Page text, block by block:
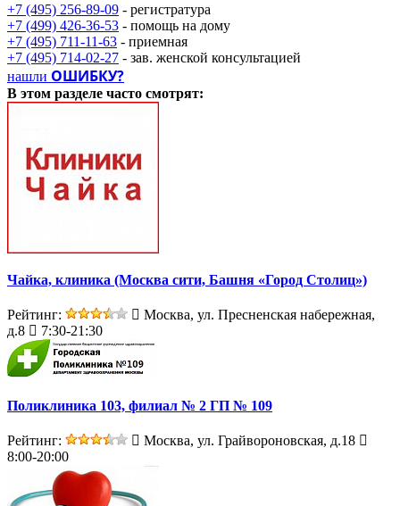
+7 (495) 256-89-09 - регистратура
+7 (499) 426-36-53 - помощь на дому
+7 (495) 711-11-63 - приемная
+7 (495) 714-02-27 - зав. женской консультацией
нашли ОШИБКУ?
В этом разделе часто смотрят:
Чайка, клиника (Москва сити, Башня «Город Столиц»)
Рейтинг:
Москва, ул. Пресненская набережная,
д.8
7:30-21:30
Поликлиника 103, филиал № 2 ГП № 109
Рейтинг:
Москва, ул. Грайвороновская, д.18
8:00-20:00